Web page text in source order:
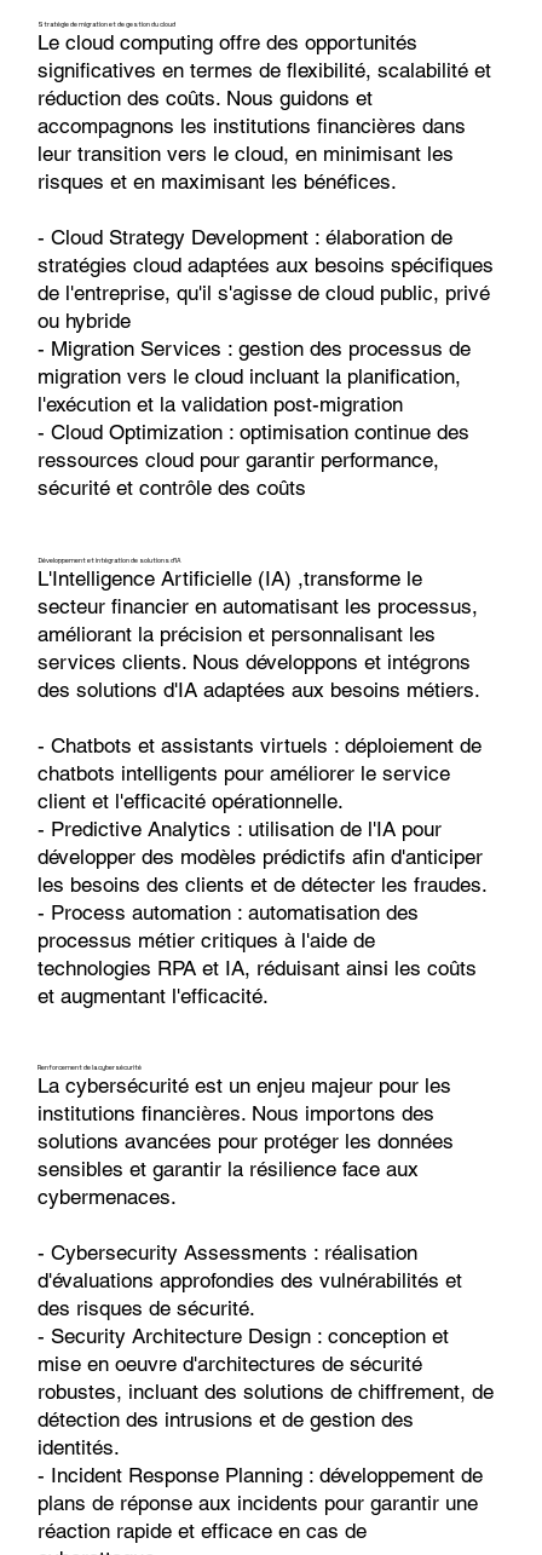
Le cloud computing offre des opportunités
significatives en termes de flexibilité, scalabilité et
réduction des coûts. Nous guidons et
accompagnons les institutions financières dans
leur transition vers le cloud, en minimisant les
risques et en maximisant les bénéfices.
- Cloud Strategy Development : élaboration de
stratégies cloud adaptées aux besoins spécifiques
de l'entreprise, qu'il s'agisse de cloud public, privé
ou hybride
- Migration Services : gestion des processus de
migration vers le cloud incluant la planification,
l'exécution et la validation post-migration
- Cloud Optimization : optimisation continue des
ressources cloud pour garantir performance,
sécurité et contrôle des coûts
Stratégie de migration et de gestion du cloud
L'Intelligence Artificielle (IA) ,transforme le
secteur financier en automatisant les processus,
améliorant la précision et personnalisant les
services clients. Nous développons et intégrons
des solutions d'IA adaptées aux besoins métiers.
- Chatbots et assistants virtuels : déploiement de
chatbots intelligents pour améliorer le service
client et l'efficacité opérationnelle.
- Predictive Analytics : utilisation de l'IA pour
développer des modèles prédictifs afin d'anticiper
les besoins des clients et de détecter les fraudes.
- Process automation : automatisation des
processus métier critiques à l'aide de
technologies RPA et IA, réduisant ainsi les coûts
et augmentant l'efficacité.
Développement et intégration de solutions d'IA
La cybersécurité est un enjeu majeur pour les
institutions financières. Nous importons des
solutions avancées pour protéger les données
sensibles et garantir la résilience face aux
cybermenaces.
- Cybersecurity Assessments : réalisation
d'évaluations approfondies des vulnérabilités et
des risques de sécurité.
- Security Architecture Design : conception et
mise en oeuvre d'architectures de sécurité
robustes, incluant des solutions de chiffrement, de
détection des intrusions et de gestion des
identités.
- Incident Response Planning : développement de
plans de réponse aux incidents pour garantir une
réaction rapide et efficace en cas de
Renforcement de la cybersécurité